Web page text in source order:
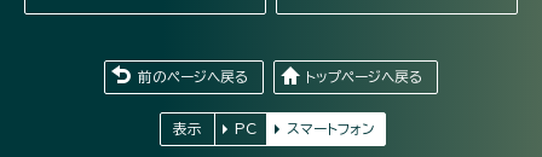
前のページへ戻る トップページへ戻る
表示 PC スマートフォン